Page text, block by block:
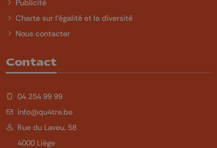
Publicité
Charte sur l'égalité et la diversité
Nous contacter
Contact
04 254 99 99
info@qu4tre.be
Rue du Laveu, 58
4000 Liège